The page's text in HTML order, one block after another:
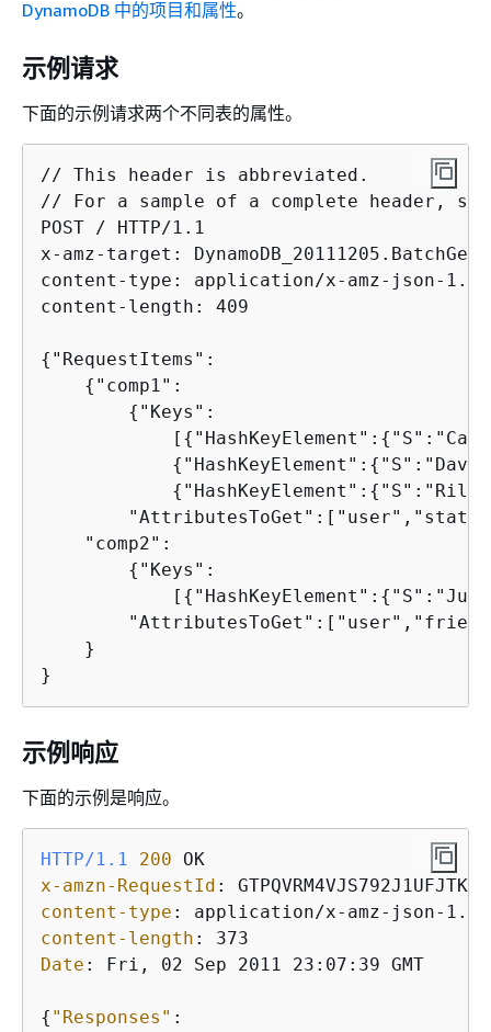
DynamoDB 中的项目和属性。
示例请求
下面的示例请求两个不同表的属性。
// This header is abbreviated.
// For a sample of a complete header,
POST / HTTP/1.1
x-amz-target:
content-type: application/x-amz-json-1.0
content-length: 409
{ "RequestItems":
{ "comp1":
{ "Keys":
            [
{ "HashKeyElement": {
{ "HashKeyElement": {
{ "HashKeyElement": {
    "comp2":
{ "Keys":
            [
{ "HashKeyElement": {
    }
}
示例响应
下面的示例是响应。
HTTP/1.1 200
x-amzn-RequestId :
content-type :
content-length :
Date : Fri, 02 Sep 2011 23:07:39 GMT
{ "Responses" :